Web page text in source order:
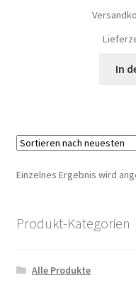
In
Einzelnes Ergebnis wird
Produkt-Kategorien
Alle Produkte